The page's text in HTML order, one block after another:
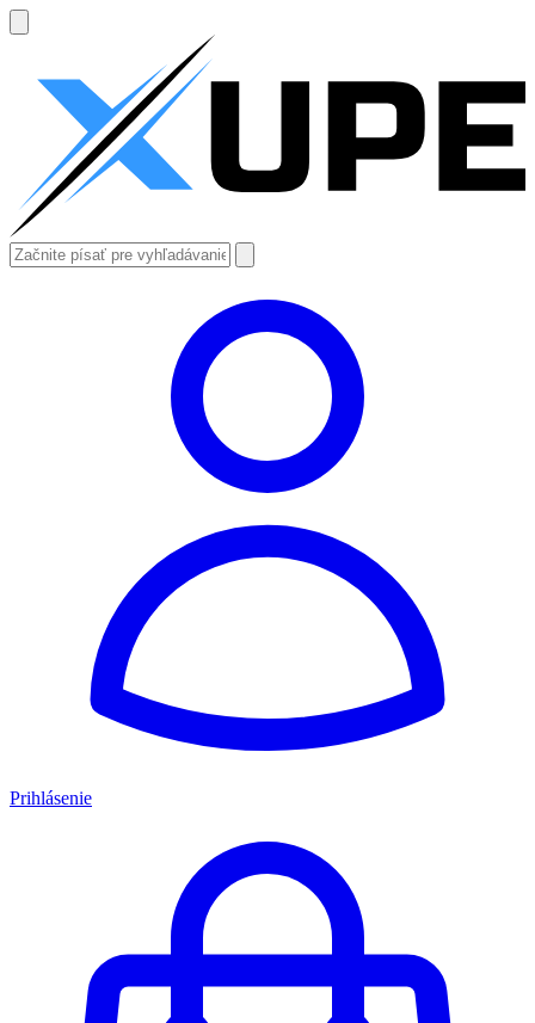
Prihlásenie